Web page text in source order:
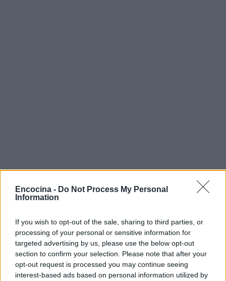
Encocina - Do Not Process My Personal
Information
If you wish to opt-out of the sale, sharing to third parties, or
processing of your personal or sensitive information for
targeted advertising by us, please use the below opt-out
section to confirm your selection. Please note that after your
opt-out request is processed you may continue seeing
interest-based ads based on personal information utilized by
Sigue leyendo
RECETAS